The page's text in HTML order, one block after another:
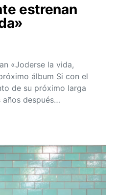
estrenan
«Joderse la vida,
álbum Si con el
de su próximo larga
años después…